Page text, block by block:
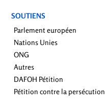
SOUTIENS
Parlement européen
Nations Unies
ONG
Autres
DAFOH Pétition
Pétition contre la persécution